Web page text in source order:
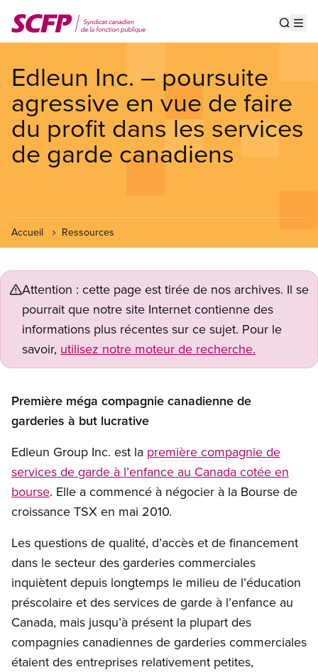
au
contenu
Edleun Inc. – poursuite
agressive en vue de faire
du profit dans les services
de garde canadiens
Accueil Ressources
Attention : cette page est tirée de nos archives. Il se
pourrait que notre site Internet contienne des
informations plus récentes sur ce sujet. Pour le
savoir, utilisez notre moteur de recherche.
Première méga compagnie canadienne de
garderies à but lucrative
Edleun Group Inc. est la première compagnie de
services de garde à l’enfance au Canada cotée en
bourse. Elle a commencé à négocier à la Bourse de
croissance TSX en mai 2010.
Les questions de qualité, d’accès et de financement
dans le secteur des garderies commerciales
inquiètent depuis longtemps le milieu de l’éducation
préscolaire et des services de garde à l’enfance au
Canada, mais jusqu’à présent la plupart des
compagnies canadiennes de garderies commerciales
étaient des entreprises relativement petites,